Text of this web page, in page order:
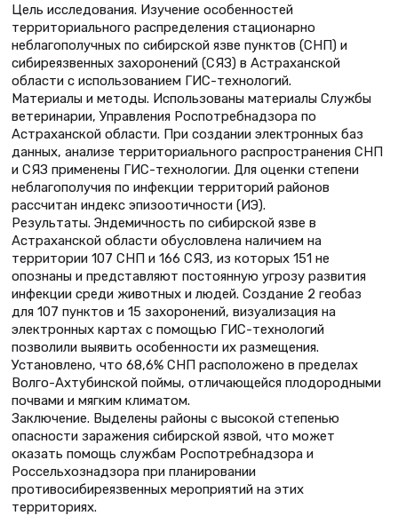
Цель исследования. Изучение особенностей
территориального распределения стационарно
неблагополучных по сибирской язве пунктов (СНП) и
сибиреязвенных захоронений (СЯЗ) в Астраханской
области с использованием ГИС-технологий.
Материалы и методы. Использованы материалы Службы
ветеринарии, Управления Роспотребнадзора по
Астраханской области. При создании электронных баз
данных, анализе территориального распространения СНП
и СЯЗ применены ГИС-технологии. Для оценки степени
неблагополучия по инфекции территорий районов
рассчитан индекс эпизоотичности (ИЭ).
Результаты. Эндемичность по сибирской язве в
Астраханской области обусловлена наличием на
территории 107 СНП и 166 СЯЗ, из которых 151 не
опознаны и представляют постоянную угрозу развития
инфекции среди животных и людей. Создание 2 геобаз
для 107 пунктов и 15 захоронений, визуализация на
электронных картах с помощью ГИС-технологий
позволили выявить особенности их размещения.
Установлено, что 68,6% СНП расположено в пределах
Волго-Ахтубинской поймы, отличающейся плодородными
почвами и мягким климатом.
Заключение. Выделены районы с высокой степенью
опасности заражения сибирской язвой, что может
оказать помощь службам Роспотребнадзора и
Россельхознадзора при планировании
противосибиреязвенных мероприятий на этих
территориях.